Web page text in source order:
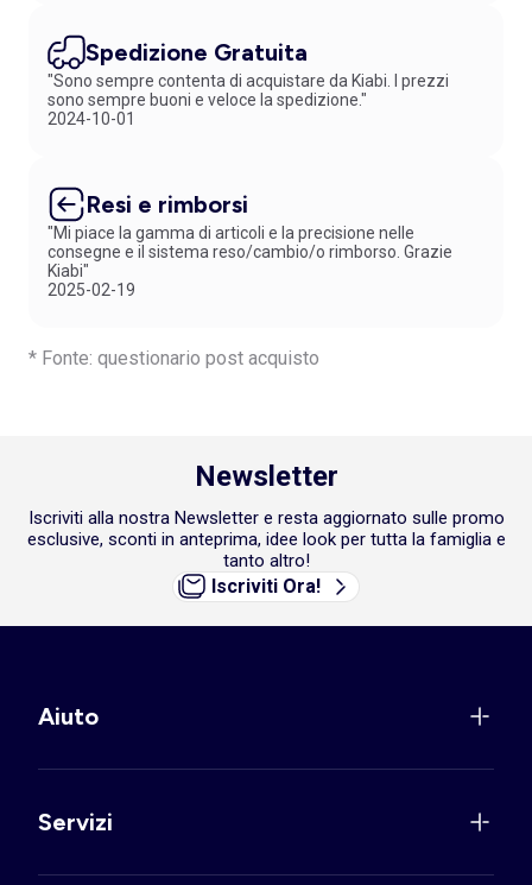
Spedizione Gratuita
"Sono sempre contenta di acquistare da Kiabi. I prezzi
sono sempre buoni e veloce la spedizione."
2024-10-01
Resi e rimborsi
"Mi piace la gamma di articoli e la precisione nelle
consegne e il sistema reso/cambio/o rimborso. Grazie
Kiabi"
2025-02-19
* Fonte: questionario post acquisto
Newsletter
Iscriviti alla nostra Newsletter e resta aggiornato sulle promo
esclusive, sconti in anteprima, idee look per tutta la famiglia e
tanto altro!
Iscriviti Ora!
Aiuto
Servizi